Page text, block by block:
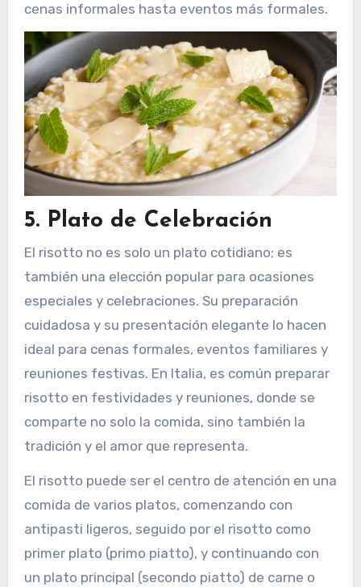
cenas informales hasta eventos más formales.
5. Plato de Celebración
El risotto no es solo un plato cotidiano; es
también una elección popular para ocasiones
especiales y celebraciones. Su preparación
cuidadosa y su presentación elegante lo hacen
ideal para cenas formales, eventos familiares y
reuniones festivas. En Italia, es común preparar
risotto en festividades y reuniones, donde se
comparte no solo la comida, sino también la
tradición y el amor que representa.
El risotto puede ser el centro de atención en una
comida de varios platos, comenzando con
antipasti ligeros, seguido por el risotto como
primer plato (primo piatto), y continuando con
un plato principal (secondo piatto) de carne o